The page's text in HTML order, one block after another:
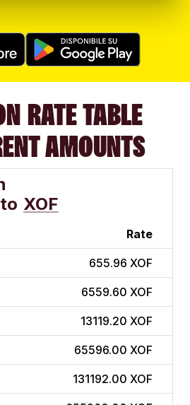
RATE TABLE
AMOUNTS
to XOF
Rate
655.96 XOF
6559.60 XOF
13119.20 XOF
65596.00 XOF
131192.00 XOF